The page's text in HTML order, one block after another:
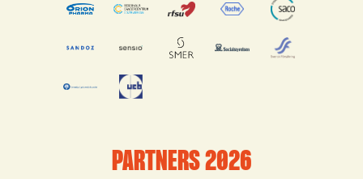
PARTNERS 2026